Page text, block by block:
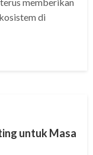
di
untuk Masa